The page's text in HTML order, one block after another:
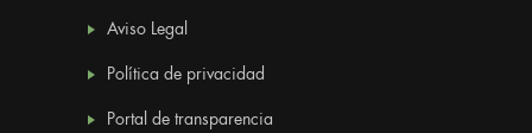
Aviso Legal
Política de privacidad
Portal de transparencia